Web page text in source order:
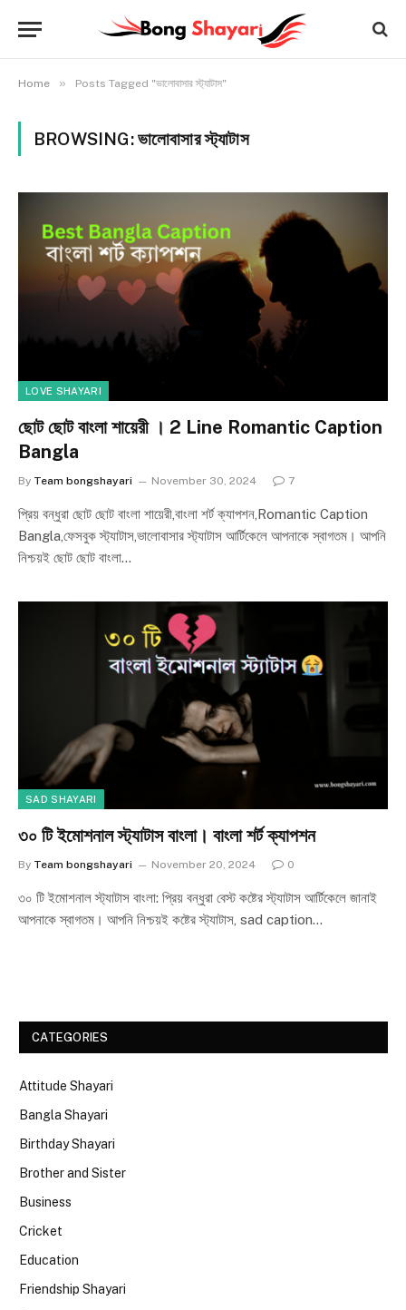
Home » Posts Tagged "ভালোবাসার স্ট্যাটাস"
BROWSING:ভালোবাসার স্ট্যাটাস
LOVE SHAYARI
ছোট ছোট বাংলা শায়েরী । 2 Line Romantic Caption
Bangla
By Team bongshayari November 30, 2024 7
প্রিয় বন্ধুরা ছোট ছোট বাংলা শায়েরী,বাংলা শর্ট ক্যাপশন,Romantic Caption
Bangla,ফেসবুক স্ট্যাটাস,ভালোবাসার স্ট্যাটাস আর্টিকেলে আপনাকে স্বাগতম। আপনি
নিশ্চয়ই ছোট ছোট বাংলা…
SAD SHAYARI
৩০ টি ইমোশনাল স্ট্যাটাস বাংলা। বাংলা শর্ট ক্যাপশন
By Team bongshayari November 20, 2024 0
৩০ টি ইমোশনাল স্ট্যাটাস বাংলা: প্রিয় বন্ধুরা বেস্ট কষ্টের স্ট্যাটাস আর্টিকেলে জানাই
আপনাকে স্বাগতম। আপনি নিশ্চয়ই কষ্টের স্ট্যাটাস, ‌sad caption…
CATEGORIES
Attitude Shayari
Bangla Shayari
Birthday Shayari
Brother and Sister
Business
Cricket
Education
Friendship Shayari